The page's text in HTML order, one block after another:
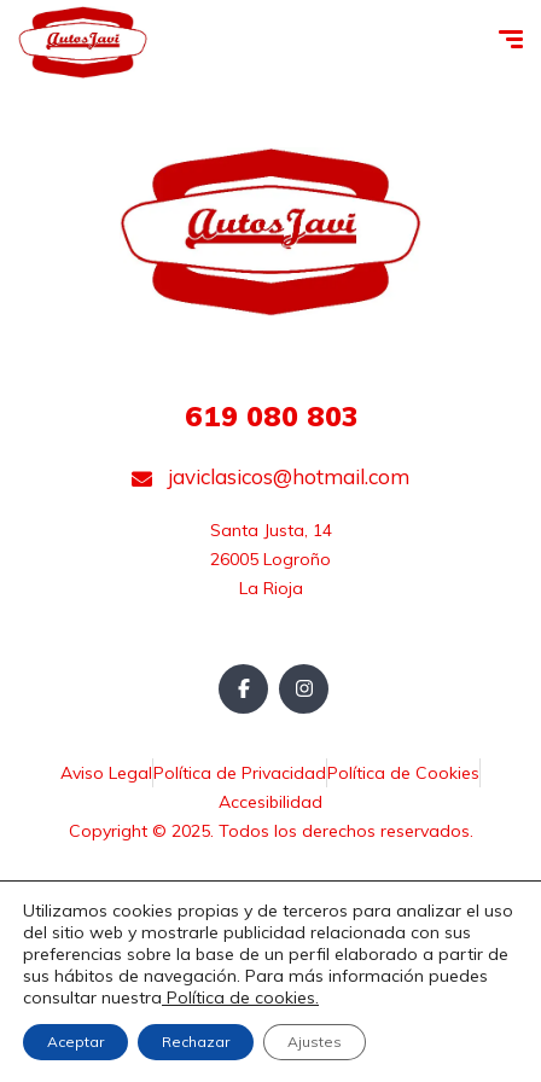
619 080 803
javiclasicos@hotmail.com
Santa Justa, 14
26005 Logroño
La Rioja
Aviso LegalPolítica de PrivacidadPolítica de Cookies
Accesibilidad
Copyright © 2025. Todos los derechos reservados.
Utilizamos cookies propias y de terceros para analizar el uso
del sitio web y mostrarle publicidad relacionada con sus
preferencias sobre la base de un perfil elaborado a partir de
sus hábitos de navegación. Para más información puedes
consultar nuestra Política de cookies.
Aceptar Rechazar Ajustes